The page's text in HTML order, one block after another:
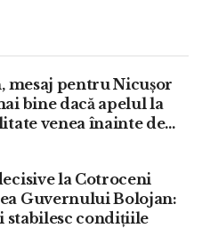
mesaj pentru Nicușor
bine dacă apelul la
venea înainte de
la Cotroceni
Guvernului Bolojan:
stabilesc condițiile